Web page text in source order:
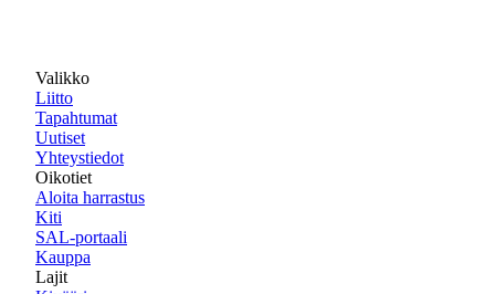
Valikko
Liitto
Tapahtumat
Uutiset
Yhteystiedot
Oikotiet
Aloita harrastus
Kiti
SAL-portaali
Kauppa
Lajit